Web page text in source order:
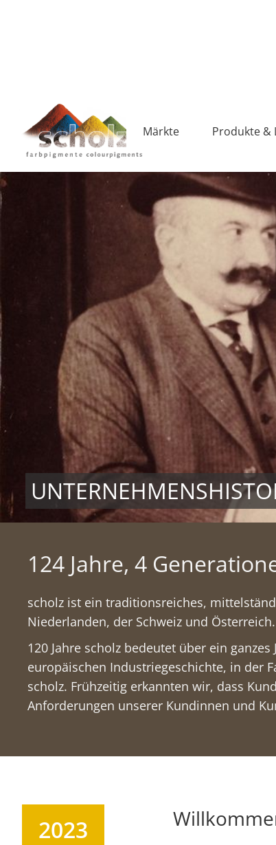
Märkte Produkte &
124 Jahre, 4
scholz ist ein traditionsreiches,
Niederlanden, der Schweiz und Österreich.
120 Jahre scholz bedeutet über ein
europäischen Industriegeschichte, in der
scholz. Frühzeitig erkannten wir, dass
Anforderungen unserer Kundinnen und
2023